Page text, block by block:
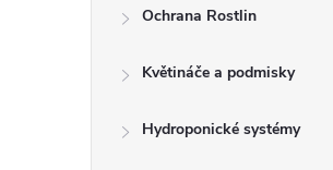
Ochrana Rostlin
Květináče a podmisky
Hydroponické systémy